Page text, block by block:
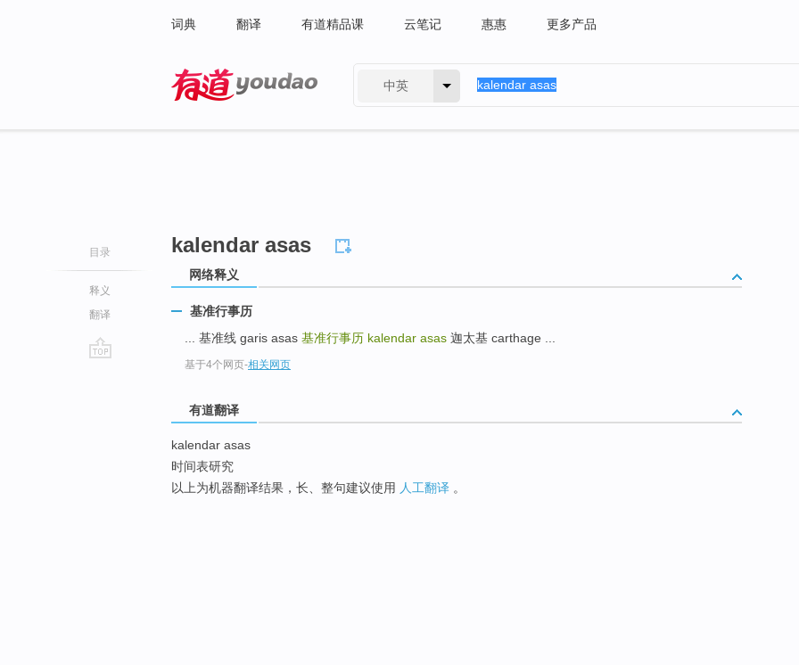
词典 翻译 有道精品课 云笔记 惠惠 更多产品
中英
目录
释义
翻译
kalendar asas
网络释义
基准行事历
... 基准线 garis asas 基准行事历 kalendar asas 迦太基 carthage ...
基于4个网页-相关网页
有道翻译
kalendar asas
时间表研究
以上为机器翻译结果，长、整句建议使用 人工翻译 。